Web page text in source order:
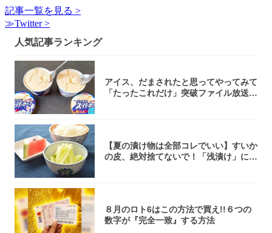
記事一覧を見る >
≫Twitter >
人気記事ランキング
アイス、だまされたと思ってやってみて
「たったこれだけ」突破ファイル放送で
【夏の漬け物は全部コレでいい】すいか
の皮、絶対捨てないで！「浅漬け」にす
８月のロト6はこの方法で買え!!６つの
数字が『完全一致』する方法